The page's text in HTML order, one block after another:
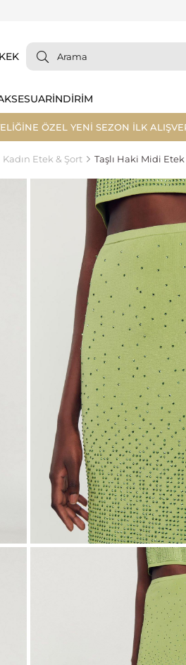
İNDİRİM
ÖZEL YENİ SEZON İLK
Kadın Etek & Şort Taşlı Haki Midi Etek